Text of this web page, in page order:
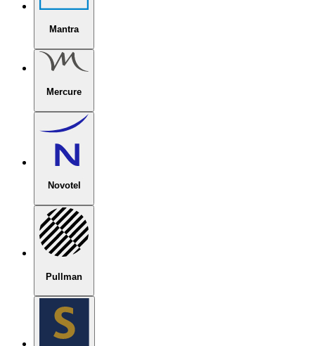
Mantra
Mercure
Novotel
Pullman